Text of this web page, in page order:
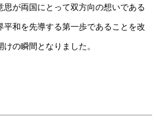
が両国にとって双方向の想いである
平和を先導する第一歩であることを改
の瞬間となりました。